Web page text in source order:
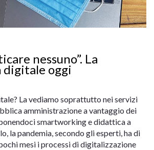
nessuno”. La
oggi
La vediamo soprattutto nei servizi
amministrazione a vantaggio dei
smartworking e didattica a
la pandemia, secondo gli esperti, ha di
mesi i processi di digitalizzazione